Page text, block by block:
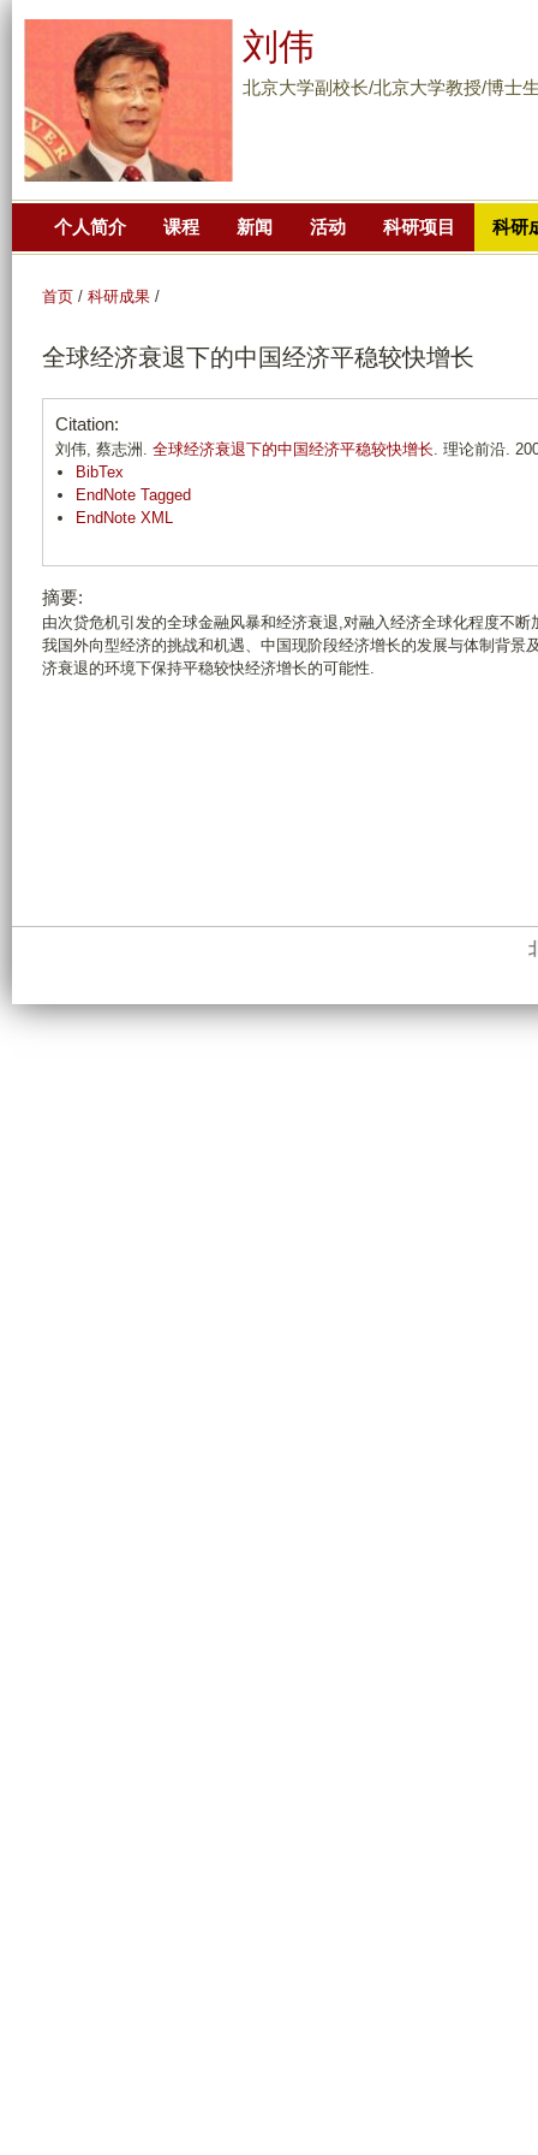
到
主
要
刘伟
北京大学副校长/北京大学教授/博士
个人简介 课程 新闻 活动 科研项目 科研
首页 / 科研成果 /
全球经济衰退下的中国经济平稳较快增长
Citation:
刘伟, 蔡志洲. 全球经济衰退下的中国经济平稳较快增长. 理论前沿.
BibTex
EndNote Tagged
EndNote XML
摘要:
由次贷危机引发的全球金融风暴和经济衰退,对融入经济全球化程度不
我国外向型经济的挑战和机遇、中国现阶段经济增长的发展与体制背
济衰退的环境下保持平稳较快经济增长的可能性.